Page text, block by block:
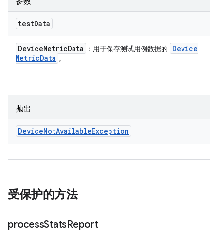
testData
DeviceMetricData ：用于保存测试用例数据的
Device
MetricData 。
抛出
DeviceNotAvailableException
受保护的方法
processStatsReport